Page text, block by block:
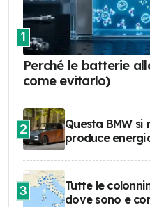
1
Perché le batterie
come evitarlo)
2
Questa BMW si
produce
3
Tutte le
dove sono e